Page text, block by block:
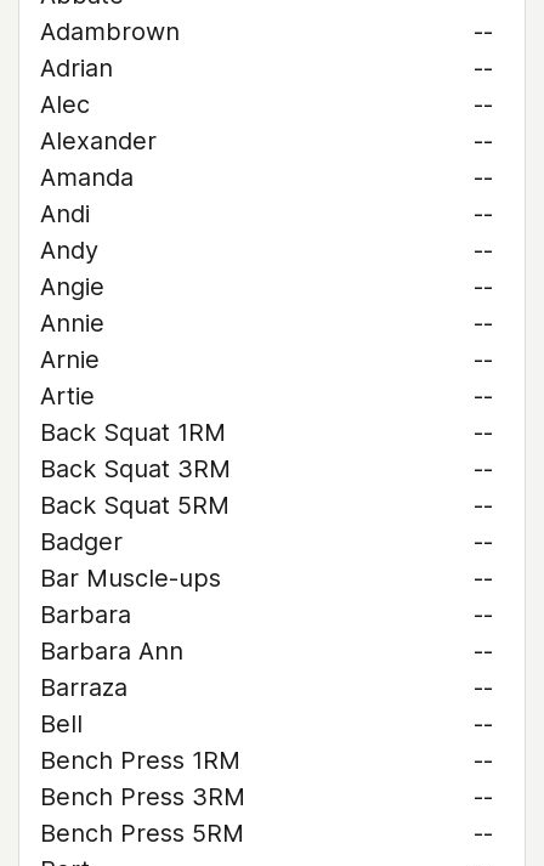
Adambrown
--
Adrian
--
Alec
--
Alexander
--
Amanda
--
Andi
--
Andy
--
Angie
--
Annie
--
Arnie
--
Artie
--
Back Squat 1RM
--
Back Squat 3RM
--
Back Squat 5RM
--
Badger
--
Bar Muscle-ups
--
Barbara
--
Barbara Ann
--
Barraza
--
Bell
--
Bench Press 1RM
--
Bench Press 3RM
--
Bench Press 5RM
--